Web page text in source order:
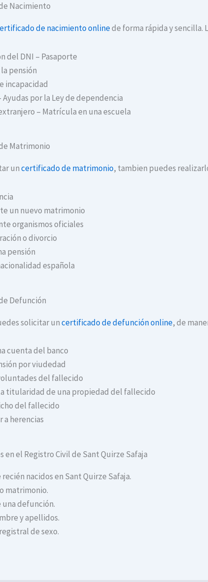
Nacimiento
de nacimiento onlinede forma rápida y sencilla.
del DNI – Pasaporte
pensión
incapacidad
por la Ley de dependencia
– Matrícula en una escuela
Matrimonio
uncertificado de matrimonio, tambien puedes
un nuevo matrimonio
organismos oficiales
o divorcio
pensión
española
Defunción
solicitar uncertificado de defunción online, de
cuenta del banco
por viudedad
del fallecido
titularidad de una propiedad del fallecido
del fallecido
a herencias
en el Registro Civil de Sant Quirze Safaja
nacidos en Sant Quirze Safaja.
matrimonio.
defunción.
y apellidos.
de sexo.